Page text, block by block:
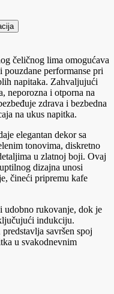
čeličnog lima omogućava
performanse pri
napitaka. Zahvaljujući
neporozna i otporna na
zdrava i bezbedna
na ukus napitka.
elegantan dekor sa
tonovima, diskretno
u zlatnoj boji. Ovaj
dizajna unosi
čineći pripremu kafe
udobno rukovanje, dok je
indukciju.
savršen spoj
u svakodnevnim